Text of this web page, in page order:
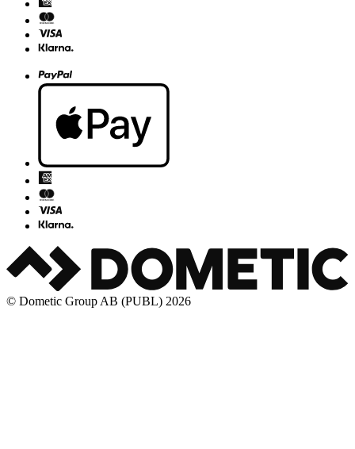
© Dometic Group AB (PUBL) 2026